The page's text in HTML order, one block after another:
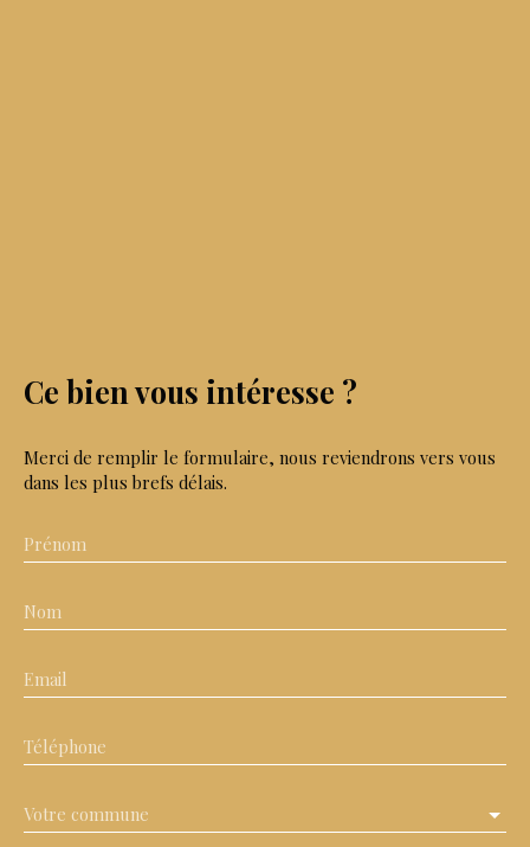
Ce bien vous intéresse ?
Merci de remplir le formulaire, nous reviendrons vers vous
dans les plus brefs délais.
Prénom
Nom
Email
Téléphone
Votre commune